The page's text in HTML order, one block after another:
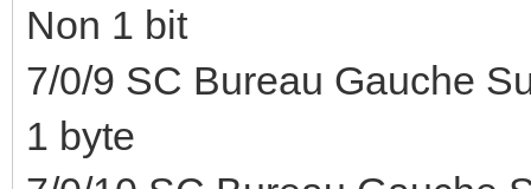
Non 1 bit
7/0/9 SC Bureau Gauche
1 byte